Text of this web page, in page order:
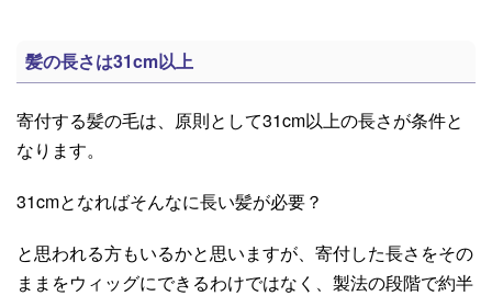
髪の長さは31cm以上
寄付する髪の毛は、原則として31cm以上の長さが条件と
なります。
31cmとなればそんなに長い髪が必要？
と思われる方もいるかと思いますが、寄付した長さをその
ままをウィッグにできるわけではなく、製法の段階で約半